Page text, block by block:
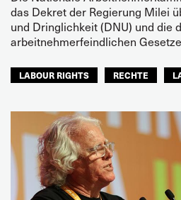
das Dekret der Regierung Milei
und Dringlichkeit (DNU) und die
arbeitnehmerfeindlichen
LABOUR RIGHTS RECHTE